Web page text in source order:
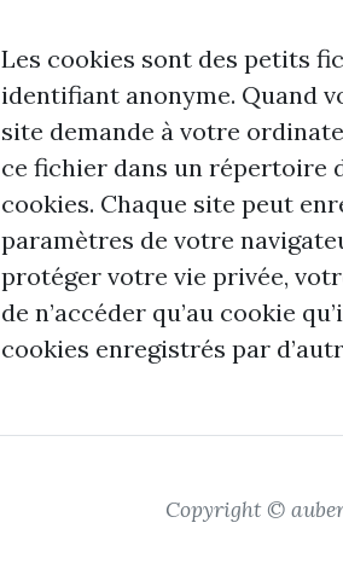
Les cookies sont des petits
identifiant anonyme. Quand
site demande à votre
ce fichier dans un répertoire
cookies. Chaque site peut
paramètres de votre
protéger votre vie privée,
de n’accéder qu’au cookie
cookies enregistrés par
Copyright ©